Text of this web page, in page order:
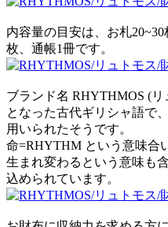
内容量の目安は、お札
枚、通帳1冊です。
ブランド名 RHYTHMOS (
となった古代ギリシャ語で
用いられたそうです。
命=RHYTHM という意味合
生まれ変わるという意味も
込められています。